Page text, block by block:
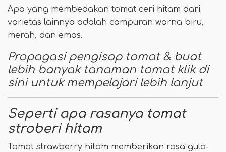
Apa yang membedakan tomat ceri hitam dari
varietas lainnya adalah campuran warna biru,
merah, dan emas.
Propagasi pengisap tomat & buat
lebih banyak tanaman tomat klik di
sini untuk mempelajari lebih lanjut
Seperti apa rasanya tomat
stroberi hitam
Tomat strawberry hitam memberikan rasa gula-